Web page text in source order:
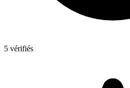
5 vérifiés